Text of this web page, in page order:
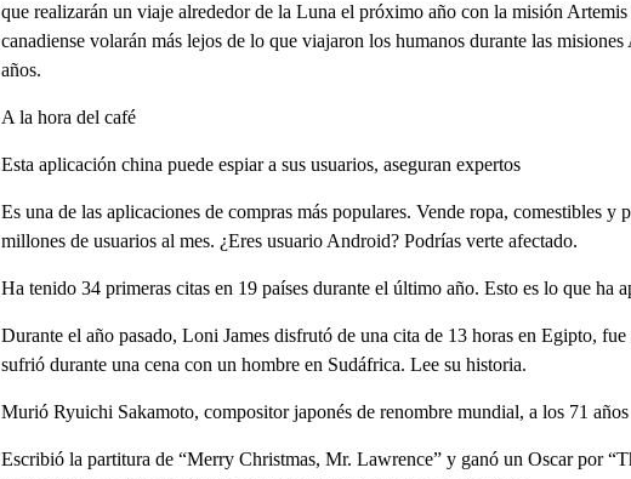
que realizarán un viaje alrededor de la Luna el próximo año con la misión
canadiense volarán más lejos de lo que viajaron los humanos durante las
años.
A la hora del café
Esta aplicación china puede espiar a sus usuarios, aseguran expertos
Es una de las aplicaciones de compras más populares. Vende ropa, comestibles y
millones de usuarios al mes. ¿Eres usuario Android? Podrías verte afectado.
Ha tenido 34 primeras citas en 19 países durante el último año. Esto es lo que ha
Durante el año pasado, Loni James disfrutó de una cita de 13 horas en Egipto,
sufrió durante una cena con un hombre en Sudáfrica. Lee su historia.
Murió Ryuichi Sakamoto, compositor japonés de renombre mundial, a los 71 años
Escribió la partitura de “Merry Christmas, Mr. Lawrence” y ganó un Oscar por